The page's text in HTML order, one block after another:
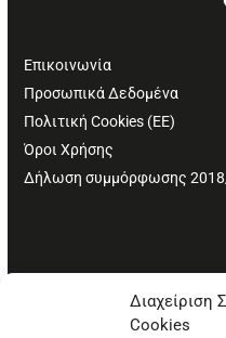
Διαχείριση
Cookies
Επικοινωνία
Προσωπικά Δεδομένα
Πολιτική Cookies (ΕΕ)
Όροι Χρήσης
Δήλωση συμμόρφωσης